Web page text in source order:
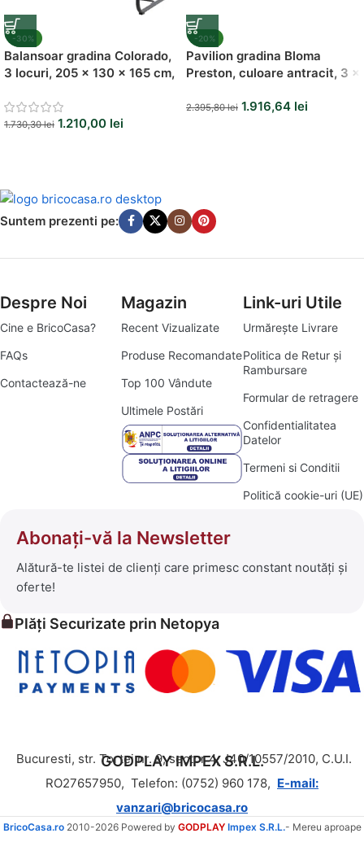
-30%
Balansoar gradina Colorado,
3 locuri, 205 x 130 x 165 cm,
1.730,30lei 1.210,00 lei
-20%
Pavilion gradina Bloma
Preston, culoare antracit, 3 x
2.395,80lei 1.916,64 lei
Suntem prezenti pe:
Despre Noi
Cine e BricoCasa?
FAQs
Contactează-ne
Magazin
Recent Vizualizate
Produse Recomandate
Top 100 Vândute
Ultimele Postări
Link-uri Utile
Urmărește Livrare
Politica de Retur și
Rambursare
Formular de retragere
Confidentialitatea
Datelor
Termeni si Conditii
Politică cookie-uri (UE)
Abonați-vă la Newsletter
Alătură-te listei de clienți care primesc constant noutăți și
oferte!
Plăți Securizate prin Netopya
GODPLAY IMPEX S.R.L.
Bucuresti, str. Tortei nr. 9, sector 4, J40/10557/2010, C.U.I.
RO27657950, Telefon: (0752) 960 178, E-mail:
vanzari@bricocasa.ro
BricoCasa.ro 2010-2026 Powered by GODPLAY Impex S.R.L.- Mereu aproape